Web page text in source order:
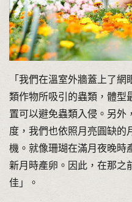
「我們在溫室外牆蓋上了
類作物所吸引的蟲類，體型
置可以避免蟲類入侵。另外
度，我們也依照月亮圓缺的
機。就像珊瑚在滿月夜晚時
新月時產卵。因此，在那之
佳」。